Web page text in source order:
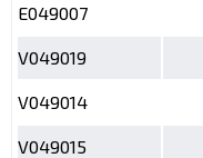
E049007
V049019
V049014
V049015